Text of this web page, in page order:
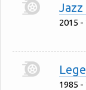
Jazz
2015 -
1985 -